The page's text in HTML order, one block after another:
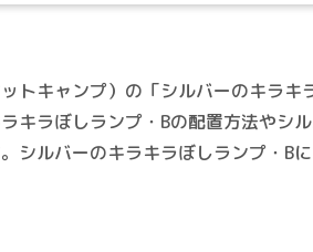
トキャンプ）の「シルバーのキラキ
キラぼしランプ・Bの配置方法やシ
シルバーのキラキラぼしランプ・B